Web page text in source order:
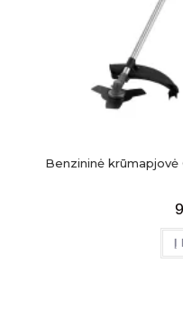
Benzininė